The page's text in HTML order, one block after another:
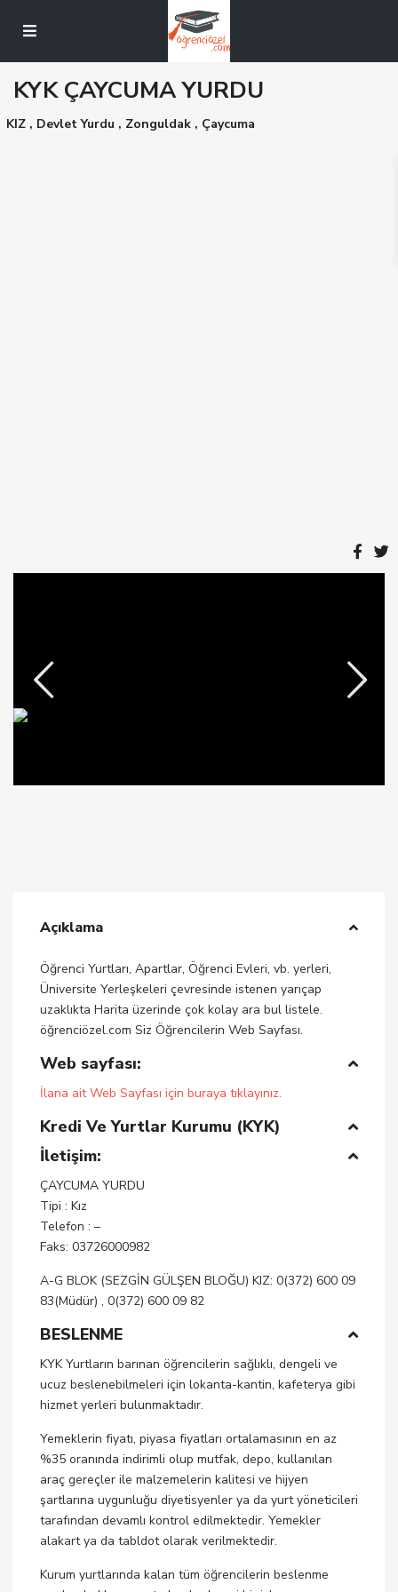
KYK ÇAYCUMA YURDU
KIZ , Devlet Yurdu , Zonguldak , Çaycuma
Açıklama
Öğrenci Yurtları, Apartlar, Öğrenci Evleri, vb. yerleri,
Üniversite Yerleşkeleri çevresinde istenen yarıçap
uzaklıkta Harita üzerinde çok kolay ara bul listele.
öğrenciözel.com Siz Öğrencilerin Web Sayfası.
Web sayfası:
İlana ait Web Sayfası için buraya tıklayınız.
Kredi Ve Yurtlar Kurumu (KYK)
İletişim:
ÇAYCUMA YURDU
Tipi : Kız
Telefon : –
Faks: 03726000982
A-G BLOK (SEZGİN GÜLŞEN BLOĞU) KIZ: 0(372) 600 09
83(Müdür) , 0(372) 600 09 82
BESLENME
KYK Yurtların barınan öğrencilerin sağlıklı, dengeli ve
ucuz beslenebilmeleri için lokanta-kantin, kafeterya gibi
hizmet yerleri bulunmaktadır.
Yemeklerin fiyatı, piyasa fiyatları ortalamasının en az
%35 oranında indirimli olup mutfak, depo, kullanılan
araç gereçler ile malzemelerin kalitesi ve hijyen
şartlarına uygunluğu diyetisyenler ya da yurt yöneticileri
tarafından devamlı kontrol edilmektedir. Yemekler
alakart ya da tabldot olarak verilmektedir.
Kurum yurtlarında kalan tüm öğrencilerin beslenme